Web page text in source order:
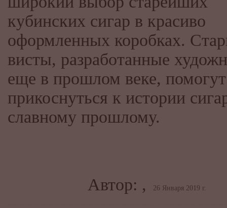
кубинских сигар в красиво
оформленных коробках.
висты, разработанные
еще в прошлом веке,
прикоснуться к истории
славному прошлому.
Автор: , 26 Января 2019 г.